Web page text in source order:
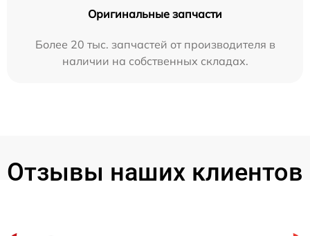
Оригинальные запчасти
Более 20 тыс. запчастей от производителя в
наличии на собственных складах.
Отзывы наших клиентов